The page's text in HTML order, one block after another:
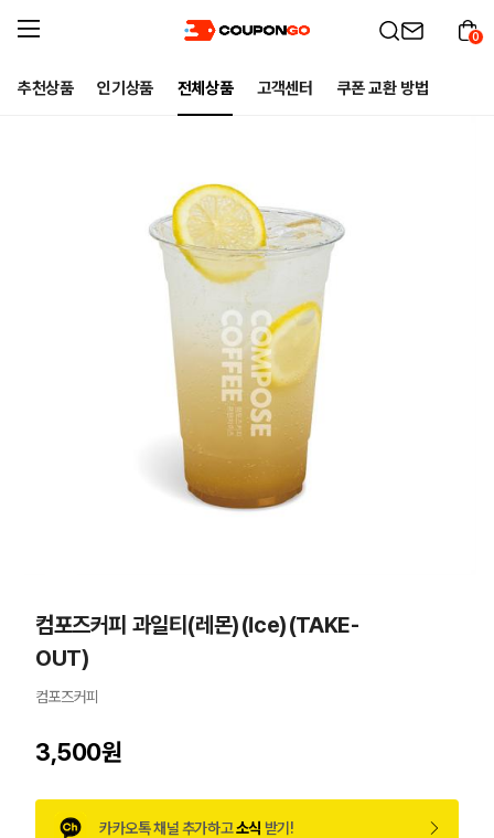
추천상품 인기상품 전체상품 고객센터 쿠폰 교환 방법
0
컴포즈커피 과일티(레몬)(Ice)(TAKE-
OUT)
컴포즈커피
3,500원
카카오톡 채널 추가하고소식 받기!